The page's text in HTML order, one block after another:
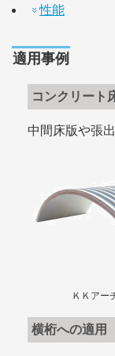
性能
適用事例
コンクリート
中間床版や張
ＫＫアー
横桁への適用